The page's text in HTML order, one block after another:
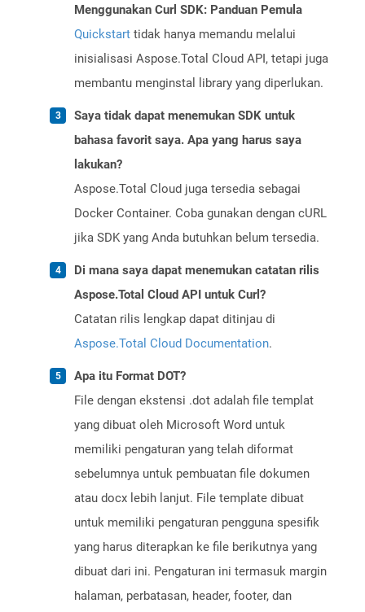
Menggunakan Curl SDK: Panduan Pemula
Quickstart tidak hanya memandu melalui
inisialisasi Aspose.Total Cloud API, tetapi juga
membantu menginstal library yang diperlukan.
Saya tidak dapat menemukan SDK untuk
bahasa favorit saya. Apa yang harus saya
lakukan?
Aspose.Total Cloud juga tersedia sebagai
Docker Container. Coba gunakan dengan cURL
jika SDK yang Anda butuhkan belum tersedia.
Di mana saya dapat menemukan catatan rilis
Aspose.Total Cloud API untuk Curl?
Catatan rilis lengkap dapat ditinjau di
Aspose.Total Cloud Documentation.
Apa itu Format DOT?
File dengan ekstensi .dot adalah file templat
yang dibuat oleh Microsoft Word untuk
memiliki pengaturan yang telah diformat
sebelumnya untuk pembuatan file dokumen
atau docx lebih lanjut. File template dibuat
untuk memiliki pengaturan pengguna spesifik
yang harus diterapkan ke file berikutnya yang
dibuat dari ini. Pengaturan ini termasuk margin
halaman, perbatasan, header, footer, dan